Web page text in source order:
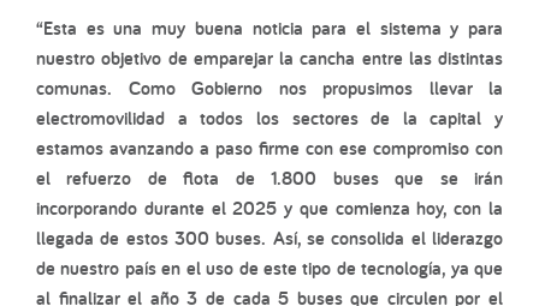
“Esta es una muy buena noticia para el sistema y para
nuestro objetivo de emparejar la cancha entre las distintas
comunas. Como Gobierno nos propusimos llevar la
electromovilidad a todos los sectores de la capital y
estamos avanzando a paso firme con ese compromiso con
el refuerzo de flota de 1.800 buses que se irán
incorporando durante el 2025 y que comienza hoy, con la
llegada de estos 300 buses. Así, se consolida el liderazgo
de nuestro país en el uso de este tipo de tecnología, ya que
al finalizar el año 3 de cada 5 buses que circulen por el